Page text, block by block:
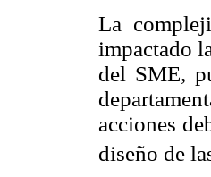
La
impactado
del SME,
acciones
diseño de